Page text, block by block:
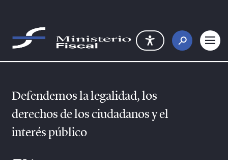
Defendemos la legalidad, los
derechos de los ciudadanos y el
interés público